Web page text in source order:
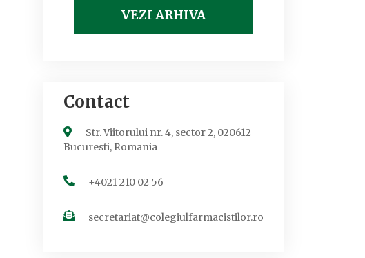
VEZI ARHIVA
Contact
Str. Viitorului nr. 4, sector 2, 020612
Bucuresti, Romania
+4021 210 02 56
secretariat@colegiulfarmacistilor.ro